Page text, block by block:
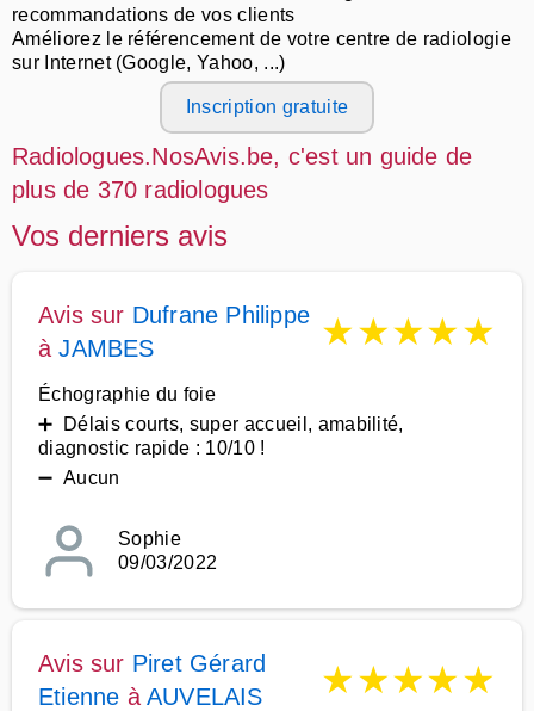
recommandations de vos clients
Améliorez le référencement de votre centre de radiologie
sur Internet (Google, Yahoo, ...)
Inscription gratuite
Radiologues.NosAvis.be, c'est un guide de
plus de 370 radiologues
Vos derniers avis
Avis sur Dufrane Philippe
àJAMBES ★★★★★
Échographie du foie
➕ Délais courts, super accueil, amabilité,
diagnostic rapide : 10/10 !
➖ Aucun
Sophie
09/03/2022
Avis sur Piret Gérard
Etienne àAUVELAIS ★★★★★